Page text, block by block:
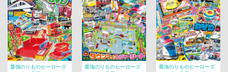
最強のりものヒーローズ
最強のりものヒーローズ
最強のりものヒーローズ